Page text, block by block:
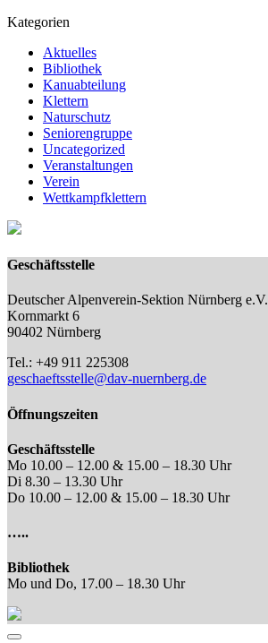
Kategorien
Aktuelles
Bibliothek
Kanuabteilung
Klettern
Naturschutz
Seniorengruppe
Uncategorized
Veranstaltungen
Verein
Wettkampfklettern
Geschäftsstelle
Deutscher Alpenverein-Sektion Nürnberg e.V.
Kornmarkt 6
90402 Nürnberg
Tel.: +49 911 225308
geschaeftsstelle@dav-nuernberg.de
Öffnungszeiten
Geschäftsstelle
Mo 10.00 – 12.00 & 15.00 – 18.30 Uhr
Di 8.30 – 13.30 Uhr
Do 10.00 – 12.00 & 15.00 – 18.30 Uhr
…..
Bibliothek
Mo und Do, 17.00 – 18.30 Uhr